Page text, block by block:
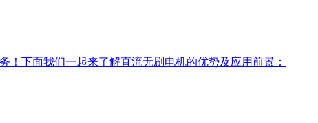
下面我们一起来了解直流无刷电机的优势及应用前景：